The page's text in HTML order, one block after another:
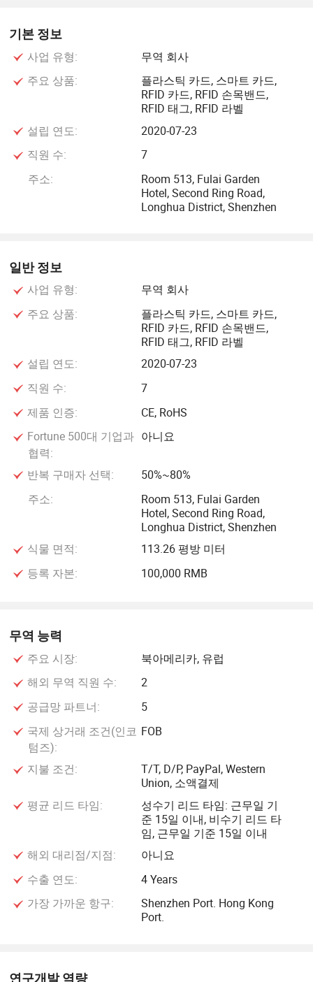
위조 방지, 금융 및 기타 분야에서 널리 사용되는 수 억 개의
RFID 제품이 고객과 파트너에게 공급되었습니다.
당사의 전문성은 플라스틱 카드의 고도로 전문화된 제조, 개
인화 및 우편 발송 및 이행의 모든 측면에 있습니다. 최신 기
술에 대한 지속적인 투자 정책을 운영하여 경쟁력 있는 카드
시장에서 우리의 선도적 위치를 유지하고, 플라스틱 카드로
최신 인쇄 기술을 활용하여 중소 플라스틱 카드 주문을 제조
고객의 생산 리드 시간을 크게 줄일 수 있도록 해 줍니다.
현재 전 세계 고객과 파트너들에게 수억 개의 RFID 제품이
공급되었으며, 이러한 제품은 보안 및 보호, 운송, 관광,
위조 방지, 금융 및 기타 분야에서 널리 사용되고 있습니다.
더 나은 서비스를 이용할 수 있습니다.
A22 블록 4/F
기본 정보
사업 유형:
무역 회사
주요 상품:
플라스틱 카드, 스마트 카드,
RFID 카드, RFID 손목밴드,
RFID 태그, RFID 라벨
설립 연도:
2020-07-23
직원 수:
7
주소:
Room 513, Fulai Garden
Hotel, Second Ring Road,
Longhua District, Shenzhen
일반 정보
사업 유형:
무역 회사
주요 상품:
플라스틱 카드, 스마트 카드,
RFID 카드, RFID 손목밴드,
RFID 태그, RFID 라벨
설립 연도:
2020-07-23
직원 수:
7
제품 인증:
CE, RoHS
Fortune 500대 기업과
협력:
아니요
반복 구매자 선택:
50%~80%
주소:
Room 513, Fulai Garden
Hotel, Second Ring Road,
Longhua District, Shenzhen
식물 면적:
113.26 평방 미터
등록 자본:
100,000 RMB
무역 능력
주요 시장:
북아메리카, 유럽
해외 무역 직원 수:
2
공급망 파트너:
5
국제 상거래 조건(인코
텀즈):
FOB
지불 조건:
T/T, D/P, PayPal, Western
Union, 소액결제
평균 리드 타임:
성수기 리드 타임: 근무일 기
준 15일 이내, 비수기 리드 타
임, 근무일 기준 15일 이내
해외 대리점/지점:
아니요
수출 연도:
4 Years
가장 가까운 항구:
Shenzhen Port. Hong Kong
Port.
연구개발 역량